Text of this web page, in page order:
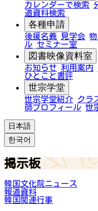
カレンダーで検索
道資料検索
各種申請
後援名義 見学会
ル セミナー室
図書映像資料室
お知らせ 利用案内
ひとこと書評
世宗学堂
世宗学堂紹介 クラ
師プロフィール 世
日本語
한국어
掲示板
韓国文化院ニュース
報道資料
韓国関連行事